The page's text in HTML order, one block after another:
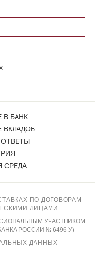
В БАНК
ВКЛАДОВ
СРЕДА
ПО ДОГОВОРАМ
ЛИЦАМИ
УЧАСТНИКОМ
РОССИИ № 6496-У)
ДАННЫХ